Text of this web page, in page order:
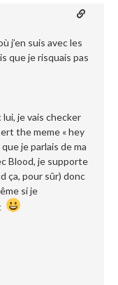
j’en suis avec les
que je risquais pas
lui, je vais checker
the meme « hey
je parlais de ma
Blood, je supporte
ça, pour sûr) donc
si je